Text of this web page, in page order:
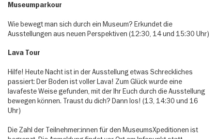
Museumparkour
Wie bewegt man sich durch ein Museum? Erkundet die
Ausstellungen aus neuen Perspektiven (12:30, 14 und 15:30 Uhr)
Lava Tour
Hilfe! Heute Nacht ist in der Ausstellung etwas Schreckliches
passiert: Der Boden ist voller Lava! Zum Glück wurde eine
lavafeste Weise gefunden, mit der Ihr Euch durch die Ausstellung
bewegen können. Traust du dich? Dann los! (13, 14:30 und 16
Uhr)
Die Zahl der Teilnehmer:innen für den MuseumsXpeditionen ist